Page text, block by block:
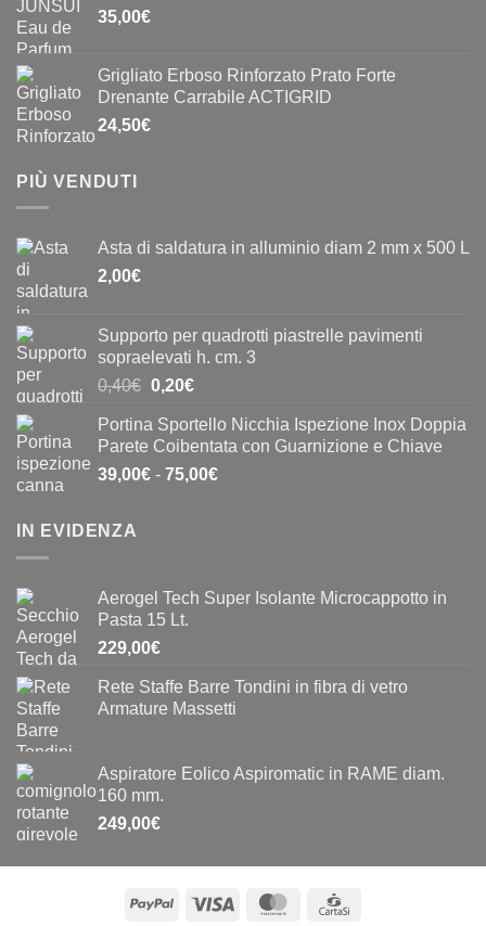
35,00€
Grigliato Erboso Rinforzato Prato Forte
Drenante Carrabile ACTIGRID
24,50€
PIÙ VENDUTI
Asta di saldatura in alluminio diam 2 mm x 500 L
2,00€
Supporto per quadrotti piastrelle pavimenti
sopraelevati h. cm. 3
0,40€ Il
originale
era:
0,40€.
0,20€Il
attuale
è:
0,20€.
Portina Sportello Nicchia Ispezione Inox Doppia
Parete Coibentata con Guarnizione e Chiave
39,00€ - 75,00€Fascia
75,00€
IN EVIDENZA
Aerogel Tech Super Isolante Microcappotto in
Pasta 15 Lt.
229,00€
Rete Staffe Barre Tondini in fibra di vetro
Armature Massetti
Aspiratore Eolico Aspiromatic in RAME diam.
160 mm.
249,00€
PayPal Visa MasterCard